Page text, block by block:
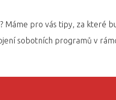
pro vás tipy, za které
sobotních programů v